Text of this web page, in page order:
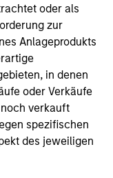
oder als
zur
Anlageprodukts
in denen
oder Verkäufe
verkauft
spezifischen
des jeweiligen
herein does
as an